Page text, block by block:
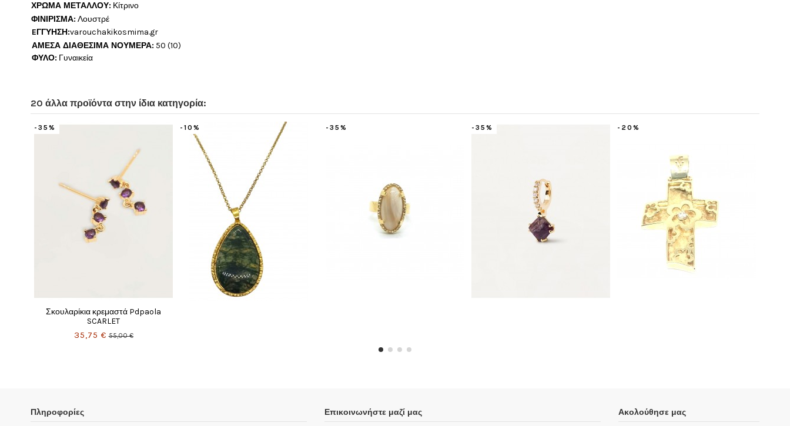
ΧΡΩΜΑ ΜΕΤΑΛΛΟΥ: Κίτρινο
ΦΙΝΙΡΙΣΜΑ: Λουστρέ
EΓΓΥΗΣΗ:varouchakikosmima.gr
ΑΜΕΣΑ ΔΙΑΘΕΣΙΜΑ ΝΟΥΜΕΡΑ: 50 (10)
ΦΥΛΟ: Γυναικεία
20 άλλα προϊόντα στην ίδια κατηγορία:
-20% -20% -10% -20%
Πληροφορίες Επικοινωνήστε μαζί μας Ακολούθησε μας